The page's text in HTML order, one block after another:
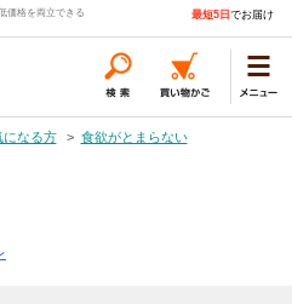
価格を両立できる
最短5日 でお届け
になる方 > 食欲がとまらない